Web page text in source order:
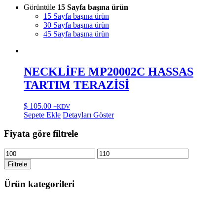
Görüntüle 15 Sayfa başına ürün
15 Sayfa başına ürün
30 Sayfa başına ürün
45 Sayfa başına ürün
NECKLİFE MP20002C HASSAS
TARTIM TERAZİSİ
$ 105.00 +KDV
Sepete Ekle Detayları Göster
Fiyata göre filtrele
En
düşük
fiyat
En
yüksek
Filtrele
Ürün kategorileri